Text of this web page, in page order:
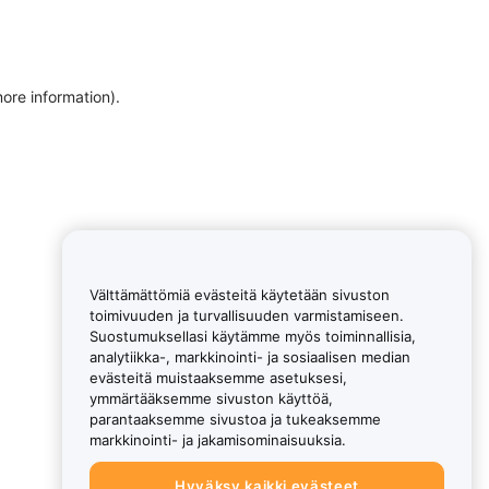
information).
Välttämättömiä evästeitä käytetään sivuston
toimivuuden ja turvallisuuden varmistamiseen.
Suostumuksellasi käytämme myös toiminnallisia,
analytiikka-, markkinointi- ja sosiaalisen median
evästeitä muistaaksemme asetuksesi,
ymmärtääksemme sivuston käyttöä,
parantaaksemme sivustoa ja tukeaksemme
markkinointi- ja jakamisominaisuuksia.